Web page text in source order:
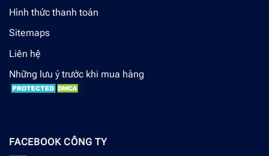
Hình thức thanh toán
Sitemaps
Liên hệ
Những lưu ý trước khi mua hàng
FACEBOOK CÔNG TY